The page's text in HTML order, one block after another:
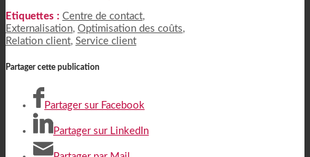
Etiquettes : Centre de contact,
Externalisation, Optimisation des coûts,
Relation client, Service client
Partager cette publication
Partager sur Facebook
Partager sur LinkedIn